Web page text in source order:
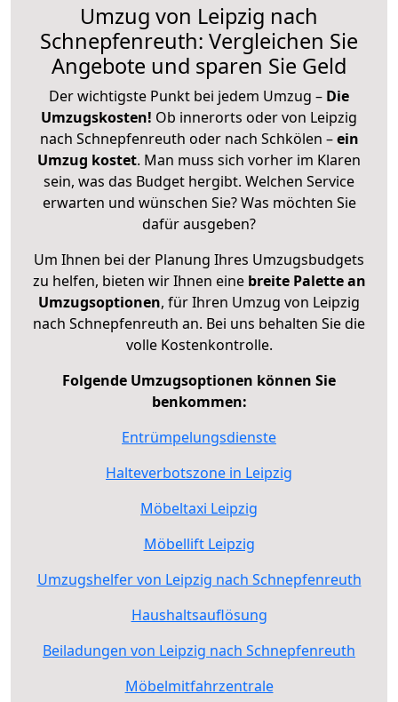
Umzug von Leipzig nach
Schnepfenreuth: Vergleichen Sie
Angebote und sparen Sie Geld
Der wichtigste Punkt bei jedem Umzug – Die
Umzugskosten! Ob innerorts oder von Leipzig
nach Schnepfenreuth oder nach Schkölen –ein
Umzug kostet. Man muss sich vorher im Klaren
sein, was das Budget hergibt. Welchen Service
erwarten und wünschen Sie? Was möchten Sie
dafür ausgeben?
Um Ihnen bei der Planung Ihres Umzugsbudgets
zu helfen, bieten wir Ihnen eine breite Palette an
Umzugsoptionen, für Ihren Umzug von Leipzig
nach Schnepfenreuth an. Bei uns behalten Sie die
volle Kostenkontrolle.
Folgende Umzugsoptionen können Sie
benkommen:
Entrümpelungsdienste
Halteverbotszone in Leipzig
Möbeltaxi Leipzig
Möbellift Leipzig
Umzugshelfer von Leipzig nach Schnepfenreuth
Haushaltsauflösung
Beiladungen von Leipzig nach Schnepfenreuth
Möbelmitfahrzentrale